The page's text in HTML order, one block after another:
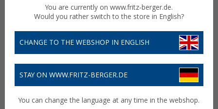
You are currently on www.fritz-berger.de.
Would you rather switch to the store in English?
CHANGE TO THE WEBSHOP IN ENGLISH
STAY ON WWW.FRITZ-BERGER.DE
You can change the language at any time in the webshop.